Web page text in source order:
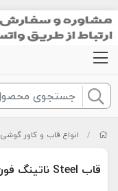
/ انواع قاب و کاور گوشی
قاب Steel ناتینگ فون CMF Phone 1